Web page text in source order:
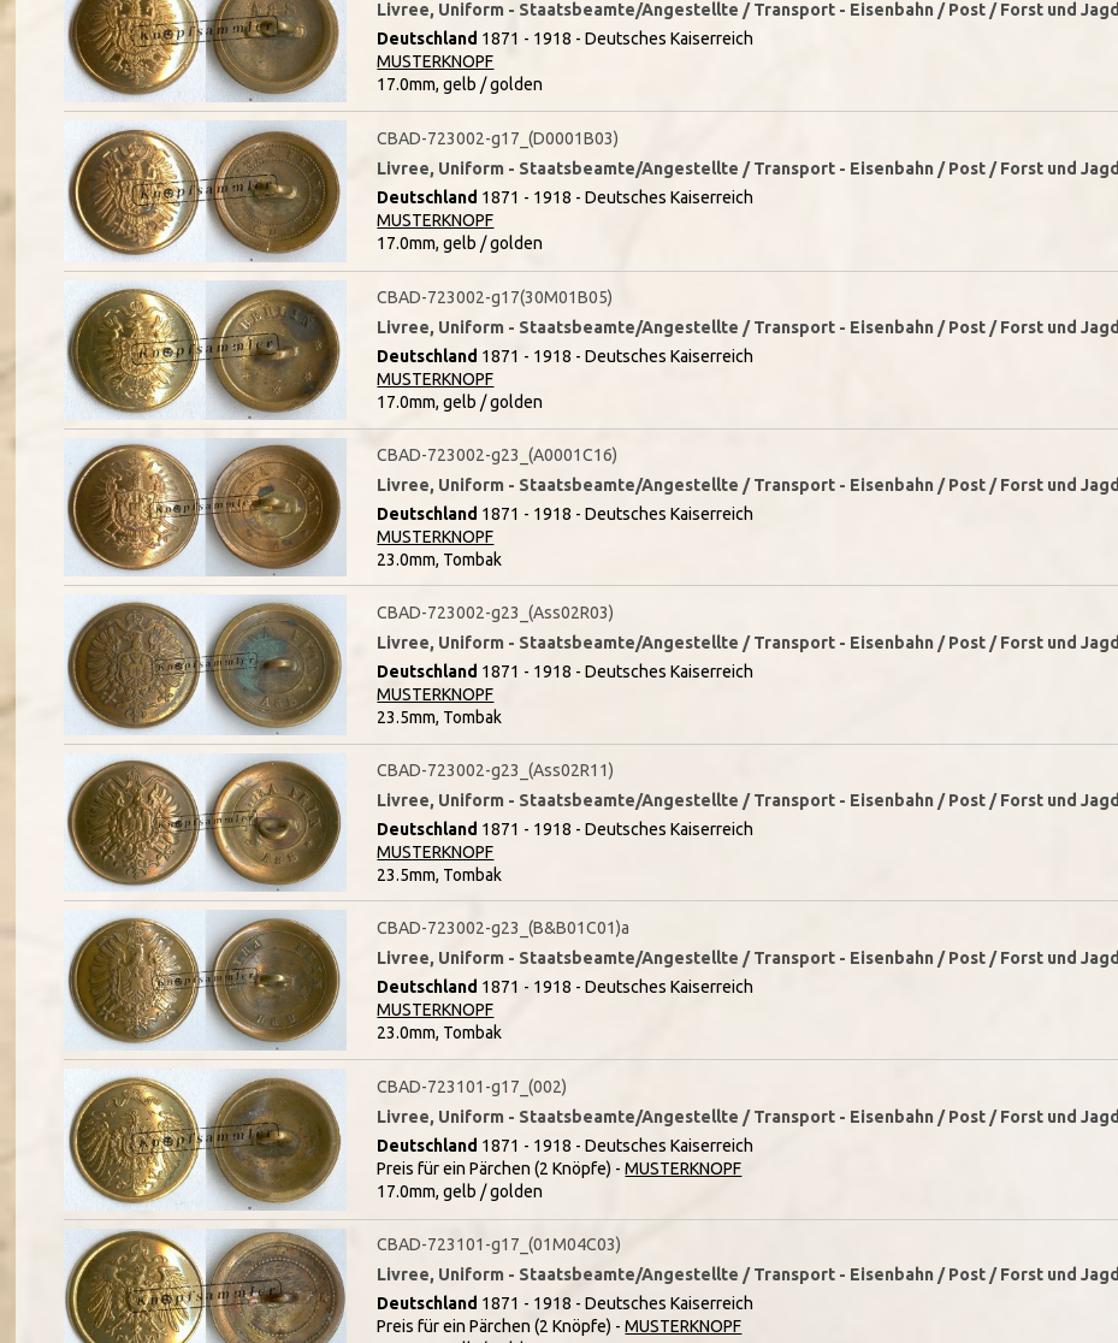
Livree, Uniform - Staatsbeamte/Angestellte / Transport - Eisenbahn / Post / Forst und Jagd
Deutschland 1871 - 1918 - Deutsches Kaiserreich
MUSTERKNOPF
17.0mm, gelb / golden
CBAD-723002-g17_(D0001B03)
Livree, Uniform - Staatsbeamte/Angestellte / Transport - Eisenbahn / Post / Forst und Jagd
Deutschland 1871 - 1918 - Deutsches Kaiserreich
MUSTERKNOPF
17.0mm, gelb / golden
CBAD-723002-g17(30M01B05)
Livree, Uniform - Staatsbeamte/Angestellte / Transport - Eisenbahn / Post / Forst und Jagd
Deutschland 1871 - 1918 - Deutsches Kaiserreich
MUSTERKNOPF
17.0mm, gelb / golden
CBAD-723002-g23_(A0001C16)
Livree, Uniform - Staatsbeamte/Angestellte / Transport - Eisenbahn / Post / Forst und Jagd
Deutschland 1871 - 1918 - Deutsches Kaiserreich
MUSTERKNOPF
23.0mm, Tombak
CBAD-723002-g23_(Ass02R03)
Livree, Uniform - Staatsbeamte/Angestellte / Transport - Eisenbahn / Post / Forst und Jagd
Deutschland 1871 - 1918 - Deutsches Kaiserreich
MUSTERKNOPF
23.5mm, Tombak
CBAD-723002-g23_(Ass02R11)
Livree, Uniform - Staatsbeamte/Angestellte / Transport - Eisenbahn / Post / Forst und Jagd
Deutschland 1871 - 1918 - Deutsches Kaiserreich
MUSTERKNOPF
23.5mm, Tombak
CBAD-723002-g23_(B&B01C01)a
Livree, Uniform - Staatsbeamte/Angestellte / Transport - Eisenbahn / Post / Forst und Jagd
Deutschland 1871 - 1918 - Deutsches Kaiserreich
MUSTERKNOPF
23.0mm, Tombak
CBAD-723101-g17_(002)
Livree, Uniform - Staatsbeamte/Angestellte / Transport - Eisenbahn / Post / Forst und Jagd
Deutschland 1871 - 1918 - Deutsches Kaiserreich
Preis für ein Pärchen (2 Knöpfe) -MUSTERKNOPF
17.0mm, gelb / golden
CBAD-723101-g17_(01M04C03)
Livree, Uniform - Staatsbeamte/Angestellte / Transport - Eisenbahn / Post / Forst und Jagd
Deutschland 1871 - 1918 - Deutsches Kaiserreich
Preis für ein Pärchen (2 Knöpfe) -MUSTERKNOPF